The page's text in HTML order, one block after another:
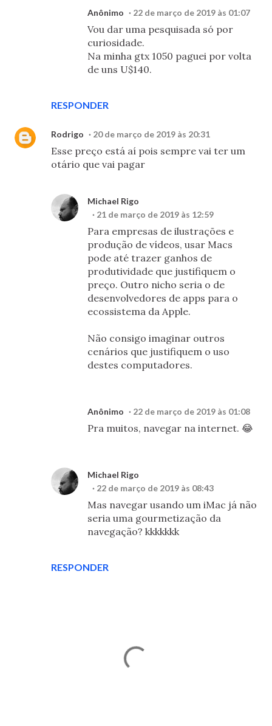
RESPONDER
Anônimo 22 de março de 2019 às 01:07
Vou dar uma pesquisada só por
curiosidade.
Na minha gtx 1050 paguei por volta
de uns U$140.
Rodrigo 20 de março de 2019 às 20:31
Esse preço está aí pois sempre vai ter um
otário que vai pagar
RESPONDER
Michael Rigo
21 de março de 2019 às 12:59
Para empresas de ilustrações e
produção de vídeos, usar Macs
pode até trazer ganhos de
produtividade que justifiquem o
preço. Outro nicho seria o de
desenvolvedores de apps para o
ecossistema da Apple.
Não consigo imaginar outros
cenários que justifiquem o uso
destes computadores.
Anônimo 22 de março de 2019 às 01:08
Pra muitos, navegar na internet. 😂
Michael Rigo
22 de março de 2019 às 08:43
Mas navegar usando um iMac já não
seria uma gourmetização da
navegação? kkkkkkk